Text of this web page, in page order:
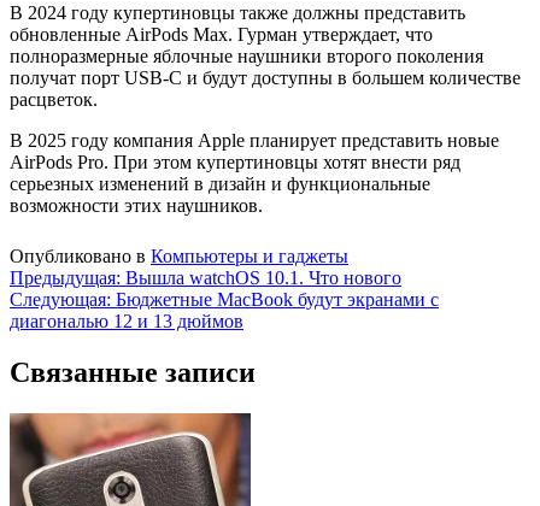
В 2024 году купертиновцы также должны представить
обновленные AirPods Max. Гурман утверждает, что
полноразмерные яблочные наушники второго поколения
получат порт USB-C и будут доступны в большем количестве
расцветок.
В 2025 году компания Apple планирует представить новые
AirPods Pro. При этом купертиновцы хотят внести ряд
серьезных изменений в дизайн и функциональные
возможности этих наушников.
Опубликовано в Компьютеры и гаджеты
Навигация
по
Предыдущая: Вышла watchOS 10.1. Что нового
Следующая: Бюджетные MacBook будут экранами с
диагональю 12 и 13 дюймов
Связанные записи